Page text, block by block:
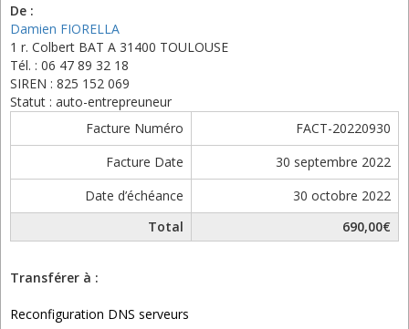
De :
Damien FIORELLA
1 r. Colbert BAT A 31400 TOULOUSE
Tél. : 06 47 89 32 18
SIREN : 825 152 069
Statut : auto-entrepreuneur
Facture Numéro
FACT-20220930
Facture Date
30 septembre 2022
Date d’échéance
30 octobre 2022
Total
690,00€
Transférer à :
Reconfiguration DNS serveurs